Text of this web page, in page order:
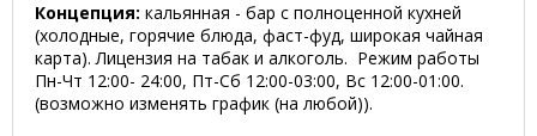
Концепция: кальянная - бар с полноценной кухней
(холодные, горячие блюда, фаст-фуд, широкая чайная
карта). Лицензия на табак и алкоголь. Режим работы
Пн-Чт 12:00- 24:00, Пт-Сб 12:00-03:00, Вс 12:00-01:00.
(возможно изменять график (на любой)).